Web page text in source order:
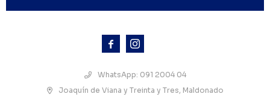
 
WhatsApp: 091 2004 04
Joaquín de Viana y Treinta y Tres, Maldonado